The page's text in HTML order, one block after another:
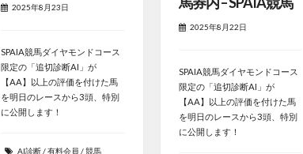
2025年8月23日
SPAIA競馬ダイヤモンドコース
限定の「追切診断AI」が
【AA】以上の評価を付けた馬
を明日のレースから3頭、特別
に公開します！
AI診断/有料会員 /競馬
2025年8月22日
SPAIA競馬ダイヤモンドコース
限定の「追切診断AI」が
【AA】以上の評価を付けた馬
を明日のレースから3頭、特別
に公開します！